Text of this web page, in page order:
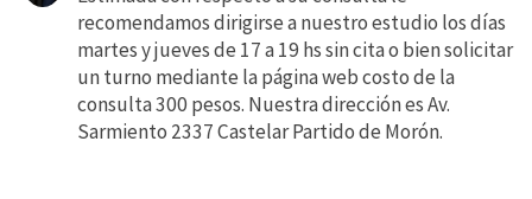
recomendamos dirigirse a nuestro estudio los días
martes y jueves de 17 a 19 hs sin cita o bien solicitar
un turno mediante la página web costo de la
consulta 300 pesos. Nuestra dirección es Av.
Sarmiento 2337 Castelar Partido de Morón.